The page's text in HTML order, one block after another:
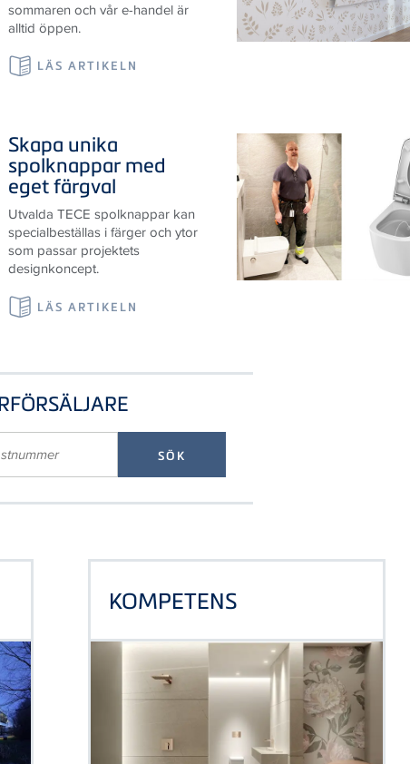
LÄS ARTIKELN
eget färgval
Utvalda TECE spolknappar kan
specialbeställas i färger och ytor
som passar projektets
designkoncept.
LÄS ARTIKELN
KOMPETENS